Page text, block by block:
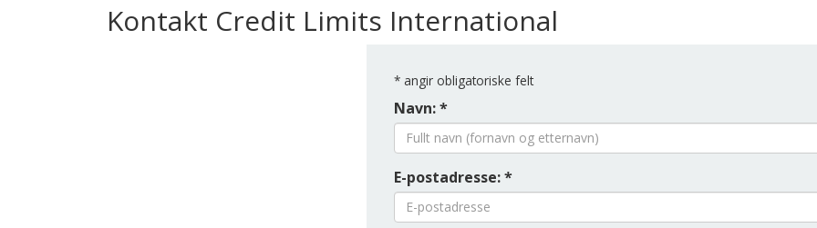
Kontakt Credit Limits International
* angir obligatoriske felt
Navn: *
E-postadresse: *